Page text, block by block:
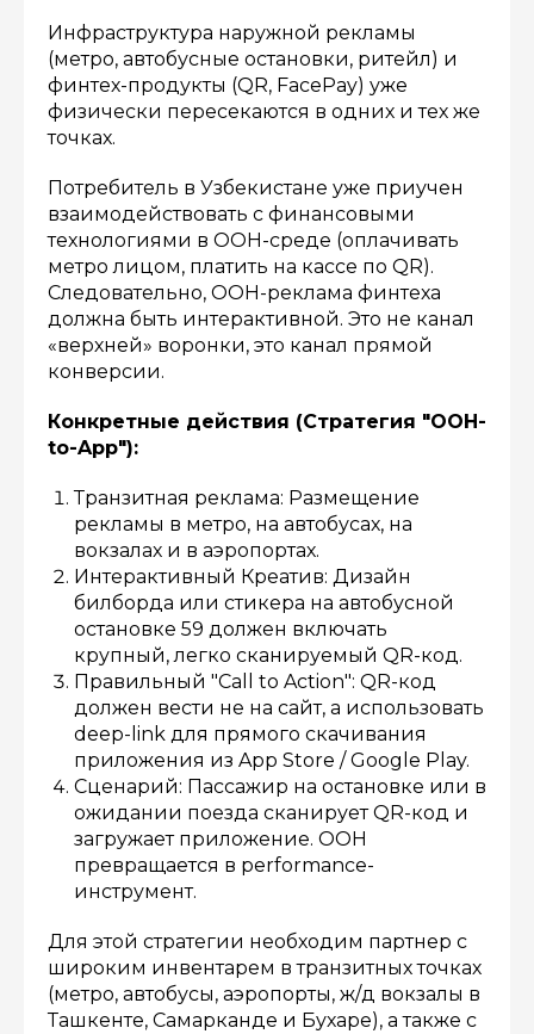
Инфраструктура наружной рекламы
(метро, автобусные остановки, ритейл) и
финтех-продукты (QR, FacePay) уже
физически пересекаются в одних и тех же
точках.
Потребитель в Узбекистане уже приучен
взаимодействовать с финансовыми
технологиями в OOH-среде (оплачивать
метро лицом, платить на кассе по QR).
Следовательно, OOH-реклама финтеха
должна быть интерактивной. Это не канал
«верхней» воронки, это канал прямой
конверсии.
Конкретные действия (Стратегия "OOH-
to-App"):
Транзитная реклама: Размещение
рекламы в метро, на автобусах, на
вокзалах и в аэропортах.
Интерактивный Креатив: Дизайн
билборда или стикера на автобусной
остановке 59 должен включать
крупный, легко сканируемый QR-код.
Правильный "Call to Action": QR-код
должен вести не на сайт, а использовать
deep-link для прямого скачивания
приложения из App Store / Google Play.
Сценарий: Пассажир на остановке или в
ожидании поезда сканирует QR-код и
загружает приложение. OOH
превращается в performance-
инструмент.
Для этой стратегии необходим партнер с
широким инвентарем в транзитных точках
(метро, автобусы, аэропорты, ж/д вокзалы в
Ташкенте, Самарканде и Бухаре), а также с